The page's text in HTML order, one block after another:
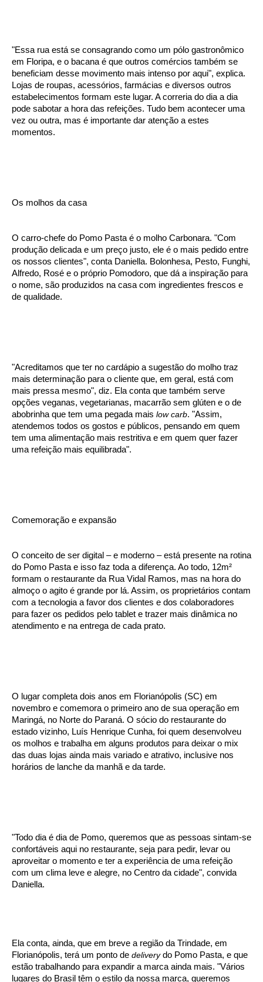
"Essa rua está se consagrando como um pólo gastronômico
em Floripa, e o bacana é que outros comércios também se
beneficiam desse movimento mais intenso por aqui", explica.
Lojas de roupas, acessórios, farmácias e diversos outros
estabelecimentos formam este lugar. A correria do dia a dia
pode sabotar a hora das refeições. Tudo bem acontecer uma
vez ou outra, mas é importante dar atenção a estes
momentos.
Os molhos da casa
O carro-chefe do Pomo Pasta é o molho Carbonara. "Com
produção delicada e um preço justo, ele é o mais pedido entre
os nossos clientes", conta Daniella. Bolonhesa, Pesto, Funghi,
Alfredo, Rosé e o próprio Pomodoro, que dá a inspiração para
o nome, são produzidos na casa com ingredientes frescos e
de qualidade.
"Acreditamos que ter no cardápio a sugestão do molho traz
mais determinação para o cliente que, em geral, está com
mais pressa mesmo", diz. Ela conta que também serve
opções veganas, vegetarianas, macarrão sem glúten e o de
abobrinha que tem uma pegada mais low carb. "Assim,
atendemos todos os gostos e públicos, pensando em quem
tem uma alimentação mais restritiva e em quem quer fazer
uma refeição mais equilibrada".
Comemoração e expansão
O conceito de ser digital – e moderno – está presente na rotina
do Pomo Pasta e isso faz toda a diferença. Ao todo, 12m²
formam o restaurante da Rua Vidal Ramos, mas na hora do
almoço o agito é grande por lá. Assim, os proprietários contam
com a tecnologia a favor dos clientes e dos colaboradores
para fazer os pedidos pelo tablet e trazer mais dinâmica no
atendimento e na entrega de cada prato.
O lugar completa dois anos em Florianópolis (SC) em
novembro e comemora o primeiro ano de sua operação em
Maringá, no Norte do Paraná. O sócio do restaurante do
estado vizinho, Luís Henrique Cunha, foi quem desenvolveu
os molhos e trabalha em alguns produtos para deixar o mix
das duas lojas ainda mais variado e atrativo, inclusive nos
horários de lanche da manhã e da tarde.
"Todo dia é dia de Pomo, queremos que as pessoas sintam-se
confortáveis aqui no restaurante, seja para pedir, levar ou
aproveitar o momento e ter a experiência de uma refeição
com um clima leve e alegre, no Centro da cidade", convida
Daniella.
Ela conta, ainda, que em breve a região da Trindade, em
Florianópolis, terá um ponto de deliverydo Pomo Pasta, e que
estão trabalhando para expandir a marca ainda mais. "Vários
lugares do Brasil têm o estilo da nossa marca, queremos